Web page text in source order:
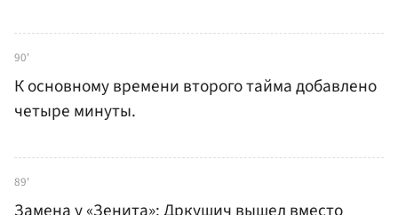
90'
К основному времени второго тайма добавлено
четыре минуты.
89'